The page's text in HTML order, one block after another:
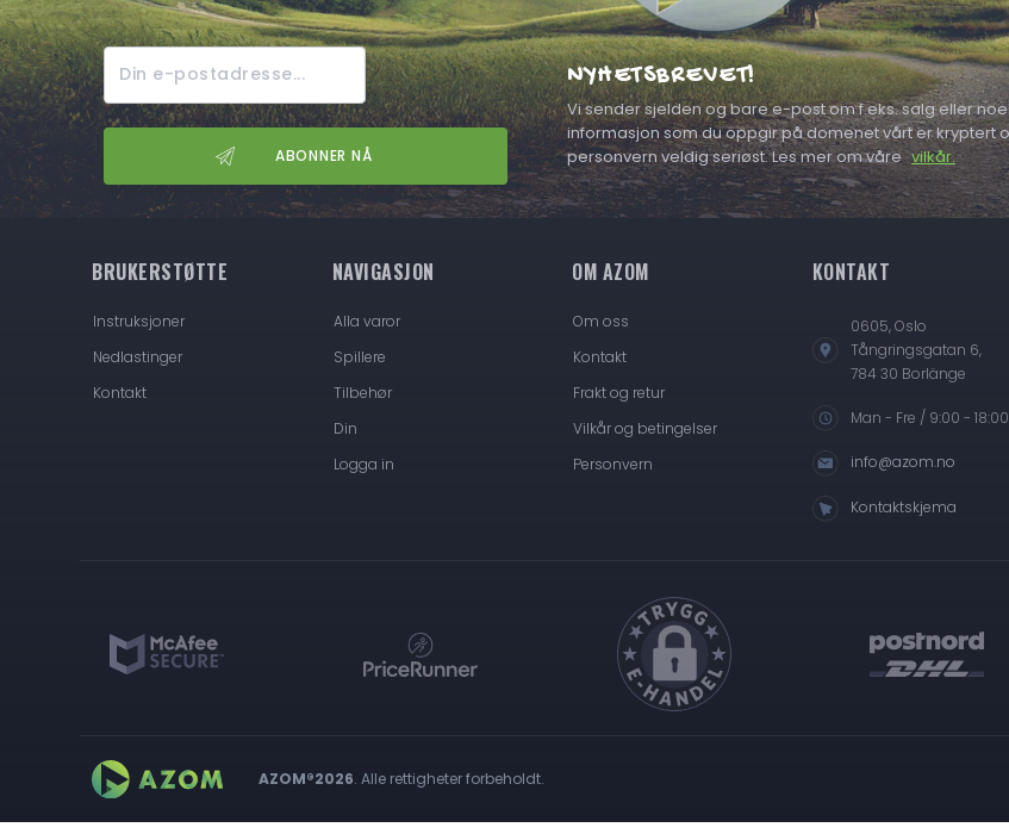
NYHETSBREVET!
Vi sender sjelden og bare e-post om f.eks. salg eller
informasjon som du oppgir på domenet vårt er kryptert
personvern veldig seriøst. Les mer om våre vilkår.
BRUKERSTØTTE
Instruksjoner
Nedlastinger
Kontakt
NAVIGASJON
Alla varor
Spillere
Tilbehør
Din
Logga in
OM AZOM
Om oss
Kontakt
Frakt og retur
Vilkår og betingelser
Personvern
KONTAKT
0605, Oslo
Tångringsgatan 6,
784 30 Borlänge
Man - Fre / 9:00 - 18:00
info@azom.no
Kontaktskjema
AZOM®2026. Alle rettigheter forbeholdt.